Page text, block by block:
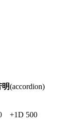
(accordion)
+1D 500